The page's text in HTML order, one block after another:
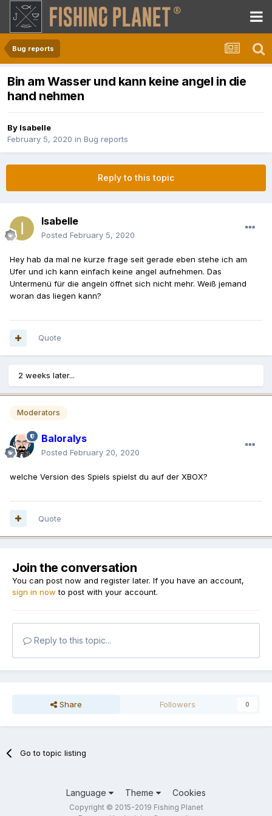
Bug reports
Bin am Wasser und kann keine angel in die
hand nehmen
By Isabelle
February 5, 2020 in Bug reports
Reply to this topic
Isabelle
Posted February 5, 2020
Hey hab da mal ne kurze frage seit gerade eben stehe ich am
Ufer und ich kann einfach keine angel aufnehmen. Das
Untermenü für die angeln öffnet sich nicht mehr. Weiß jemand
woran das liegen kann?
Quote
2 weeks later...
Moderators
Baloralys
Posted February 20, 2020
welche Version des Spiels spielst du auf der XBOX?
Quote
Join the conversation
You can post now and register later. If you have an account,
sign in now to post with your account.
Reply to this topic...
Share Followers 0
Go to topic listing
Language Theme Cookies
Copyright © 2015-2019 Fishing Planet